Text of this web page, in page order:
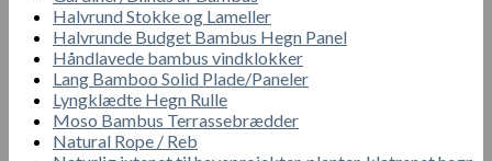
Halvrund Stokke og Lameller
Halvrunde Budget Bambus Hegn Panel
Håndlavede bambus vindklokker
Lang Bamboo Solid Plade/Paneler
Lyngklædte Hegn Rulle
Moso Bambus Terrassebrædder
Natural Rope / Reb